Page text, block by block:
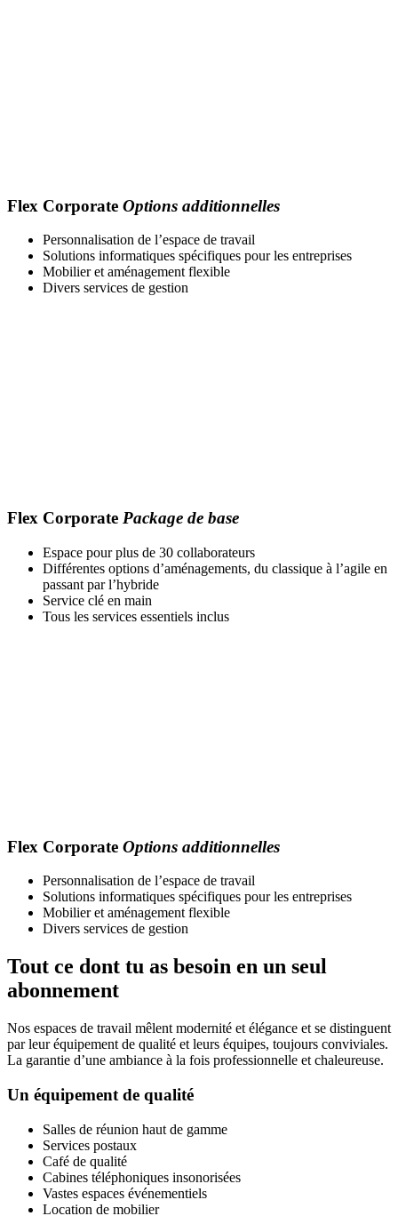
Flex Corporate Options additionnelles
Personnalisation de l’espace de travail
Solutions informatiques spécifiques pour les entreprises
Mobilier et aménagement flexible
Divers services de gestion
Flex Corporate Package de base
Espace pour plus de 30 collaborateurs
Différentes options d’aménagements, du classique à l’agile en
passant par l’hybride
Service clé en main
Tous les services essentiels inclus
Flex Corporate Options additionnelles
Personnalisation de l’espace de travail
Solutions informatiques spécifiques pour les entreprises
Mobilier et aménagement flexible
Divers services de gestion
Tout ce dont tu as besoin en un seul
abonnement
Nos espaces de travail mêlent modernité et élégance et se distinguent
par leur équipement de qualité et leurs équipes, toujours conviviales.
La garantie d’une ambiance à la fois professionnelle et chaleureuse.
Un équipement de qualité
Salles de réunion haut de gamme
Services postaux
Café de qualité
Cabines téléphoniques insonorisées
Vastes espaces événementiels
Location de mobilier